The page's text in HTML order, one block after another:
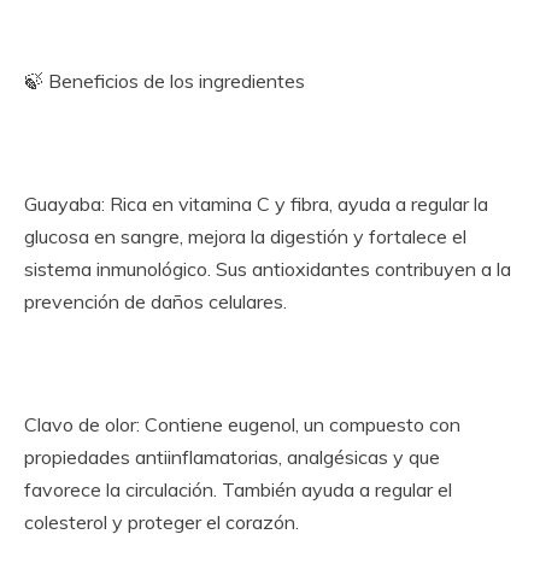
🍃 Beneficios de los ingredientes
Guayaba: Rica en vitamina C y fibra, ayuda a regular la
glucosa en sangre, mejora la digestión y fortalece el
sistema inmunológico. Sus antioxidantes contribuyen a la
prevención de daños celulares.
Clavo de olor: Contiene eugenol, un compuesto con
propiedades antiinflamatorias, analgésicas y que
favorece la circulación. También ayuda a regular el
colesterol y proteger el corazón.